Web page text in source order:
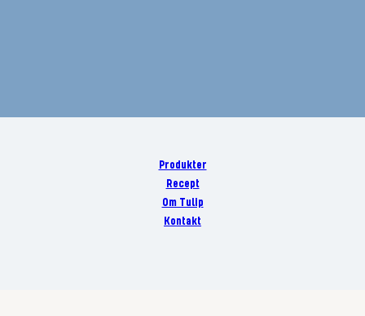
Produkter
Recept
Om Tulip
Kontakt